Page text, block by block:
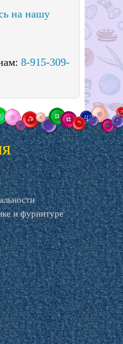
на нашу
8-915-309-
и фурнитуре